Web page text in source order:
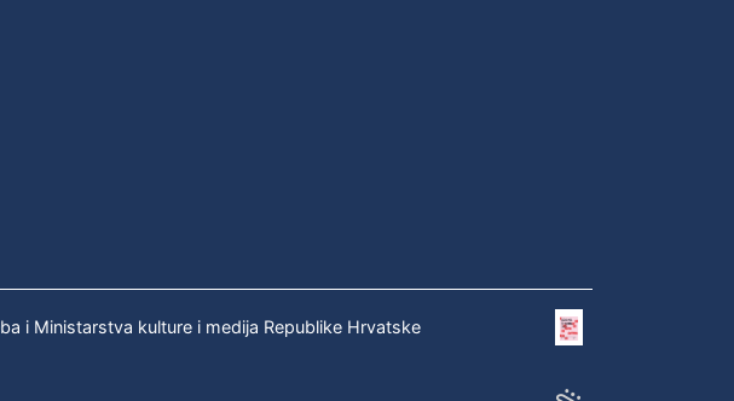
i Ministarstva kulture i medija Republike Hrvatske